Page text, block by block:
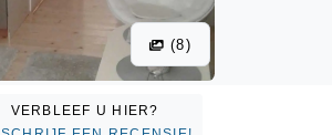
(8)
VERBLEEF U HIER?